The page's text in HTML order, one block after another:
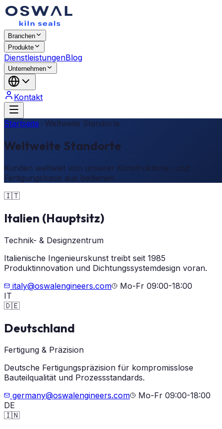
Branchen
Produkte
DienstleistungenBlog
Unternehmen
Kontakt
Startseite Weltweite Standorte
Weltweite Standorte
Kunden weltweit von unserer Konstruktions- und
Fertigungsbasis aus bedienen
🇮🇹
Italien (Hauptsitz)
Technik- & Designzentrum
Italienische Ingenieurskunst treibt seit 1985
Produktinnovation und Dichtungssystemdesign voran.
italy@oswalengineers.com
Mo-Fr 09:00-18:00
IT
🇩🇪
Deutschland
Fertigung & Präzision
Deutsche Fertigungspräzision für kompromisslose
Bauteilqualität und Prozessstandards.
germany@oswalengineers.com
Mo-Fr 09:00-18:00
DE
🇮🇳